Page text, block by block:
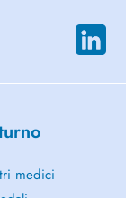
medici